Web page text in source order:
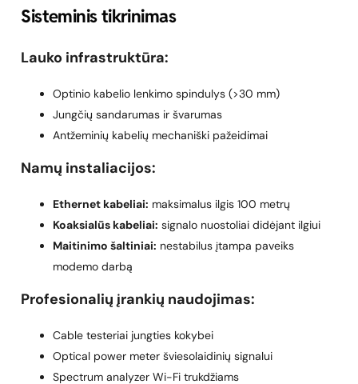
Sisteminis tikrinimas
Lauko infrastruktūra:
Optinio kabelio lenkimo spindulys (>30 mm)
Jungčių sandarumas ir švarumas
Antžeminių kabelių mechaniški pažeidimai
Namų instaliacijos:
Ethernet kabeliai: maksimalus ilgis 100 metrų
Koaksialūs kabeliai: signalo nuostoliai didėjant ilgiui
Maitinimo šaltiniai: nestabilus įtampa paveiks
modemo darbą
Profesionalių įrankių naudojimas:
Cable testeriai jungties kokybei
Optical power meter šviesolaidinių signalui
Spectrum analyzer Wi-Fi trukdžiams